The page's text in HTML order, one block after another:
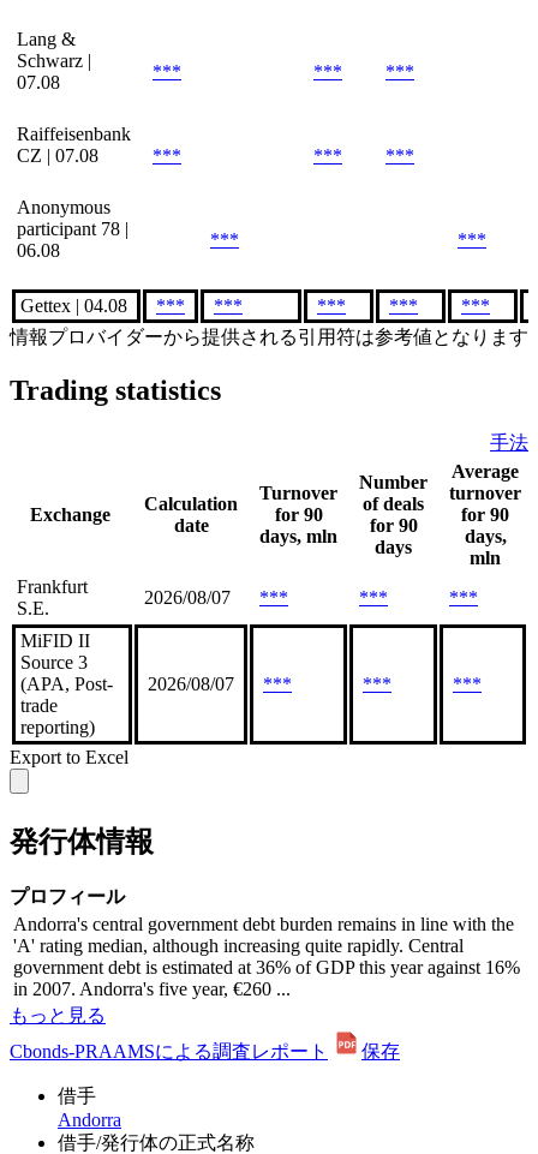
Lang &
Schwarz |
07.08
*** *** ***
Raiffeisenbank
CZ | 07.08
*** *** ***
Anonymous
participant 78 |
06.08
*** ***
Gettex | 04.08 *** *** *** *** ***
情報プロバイダーから提供される引用符は参考値となります
Trading statistics
手法
Exchange
Calculation
date
Turnover
for 90
days, mln
Number
of deals
for 90
days
Average
turnover
for 90
days,
mln
Frankfurt
S.E.
2026/08/07 *** *** ***
MiFID II
Source 3
(APA, Post-
trade
reporting)
2026/08/07 *** *** ***
Export to Excel
発行体情報
プロフィール
Andorra's central government debt burden remains in line with the
'A' rating median, although increasing quite rapidly. Central
government debt is estimated at 36% of GDP this year against 16%
in 2007. Andorra's five year, €260 ...
もっと見る
Cbonds-PRAAMSによる調査レポート
保存
借手
Andorra
借手/発行体の正式名称